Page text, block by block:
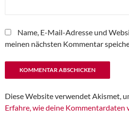
Name, E-Mail-Adresse und
meinen nächsten Kommentar
Diese Website verwendet Akismet,
Erfahre, wie deine Kommentardaten